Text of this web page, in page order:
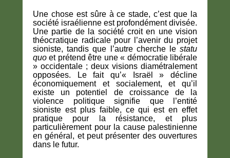
Une chose est sûre à ce stade, c’est que la
société israélienne est profondément divisée.
Une partie de la société croit en une vision
théocratique radicale pour l’avenir du projet
sioniste, tandis que l’autre cherche le statu
quo et prétend être une « démocratie libérale
» occidentale ; deux visions diamétralement
opposées. Le fait qu’« Israël » décline
économiquement et socialement, et qu’il
existe un potentiel de croissance de la
violence politique signifie que l’entité
sioniste est plus faible, ce qui est en effet
pratique pour la résistance, et plus
particulièrement pour la cause palestinienne
en général, et peut présenter des ouvertures
dans le futur.